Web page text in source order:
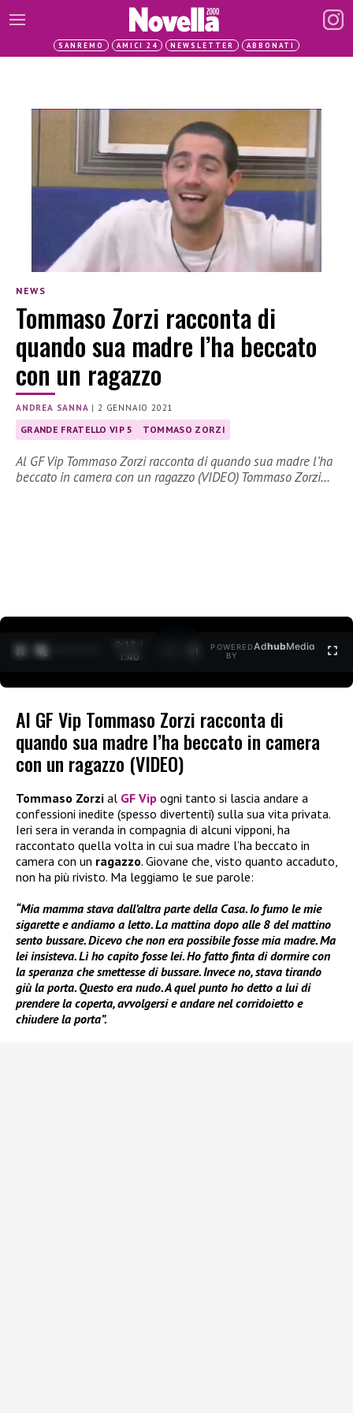
SANREMO AMICI 24 NEWSLETTER ABBONATI
NEWS
Tommaso Zorzi racconta di
quando sua madre l’ha beccato
con un ragazzo
ANDREA SANNA |2 GENNAIO 2021
GRANDE FRATELLO VIP 5 TOMMASO ZORZI
Al GF Vip Tommaso Zorzi racconta di quando sua madre l’ha
beccato in camera con un ragazzo (VIDEO) Tommaso Zorzi…
0:12 /
1:40
POWERED
BY
AdhubMedia
Al GF Vip Tommaso Zorzi racconta di
quando sua madre l’ha beccato in camera
con un ragazzo (VIDEO)
Tommaso Zorzi al GF Vip ogni tanto si lascia andare a
confessioni inedite (spesso divertenti) sulla sua vita privata.
Ieri sera in veranda in compagnia di alcuni vipponi, ha
raccontato quella volta in cui sua madre l’ha beccato in
camera con un ragazzo. Giovane che, visto quanto accaduto,
non ha più rivisto. Ma leggiamo le sue parole:
“Mia mamma stava dall’altra parte della Casa. Io fumo le mie
sigarette e andiamo a letto. La mattina dopo alle 8 del mattino
sento bussare. Dicevo che non era possibile fosse mia madre. Ma
lei insisteva. Lì ho capito fosse lei. Ho fatto finta di dormire con
la speranza che smettesse di bussare. Invece no, stava tirando
giù la porta. Questo era nudo. A quel punto ho detto a lui di
prendere la coperta, avvolgersi e andare nel corridoietto e
chiudere la porta”.